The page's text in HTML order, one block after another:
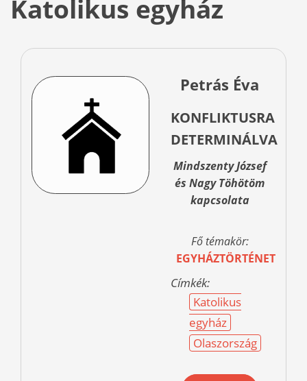
Katolikus egyház
Petrás Éva
KONFLIKTUSRA
DETERMINÁLVA
Mindszenty József
és Nagy Töhötöm
kapcsolata
Fő témakör:
EGYHÁZTÖRTÉNET
Címkék:
Katolikus
egyház
Olaszország